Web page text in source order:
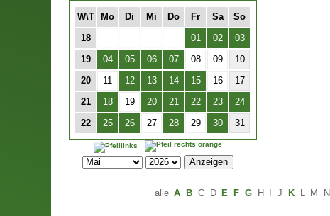
W\T Mo Di Mi Do Fr Sa So
18 01 02 03
19 04 05 06 07 08 09 10
20 11 12 13 14 15 16 17
21 18 19 20 21 22 23 24
22 25 26 27 28 29 30 31
alle A B C D E F G H J K L M N